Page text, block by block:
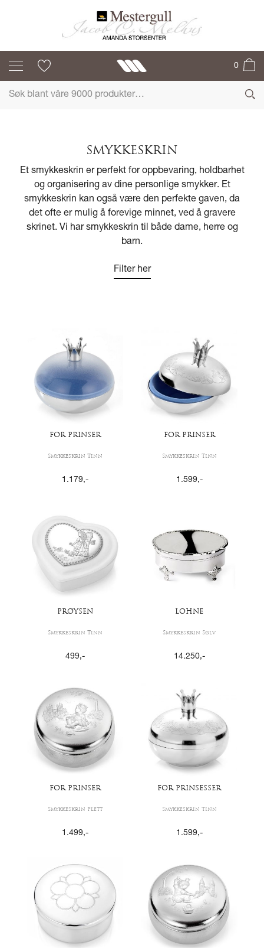
0
SMYKKESKRIN
Et smykkeskrin er perfekt for oppbevaring, holdbarhet
og organisering av dine personlige smykker. Et
smykkeskrin kan også være den perfekte gaven, da
det ofte er mulig å forevige minnet, ved å gravere
skrinet. Vi har smykkeskrin til både dame, herre og
barn.
Filter her
FOR PRINSER
Smykkeskrin Tinn
1.179,-
FOR PRINSER
Smykkeskrin Tinn
1.599,-
PRØYSEN
Smykkeskrin Tinn
499,-
LOHNE
Smykkeskrin Sølv
14.250,-
FOR PRINSER
Smykkeskrin Plett
1.499,-
FOR PRINSESSER
Smykkeskrin Tinn
1.599,-